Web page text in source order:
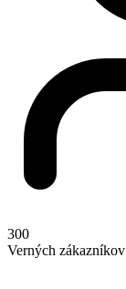
300
Verných zákazníkov